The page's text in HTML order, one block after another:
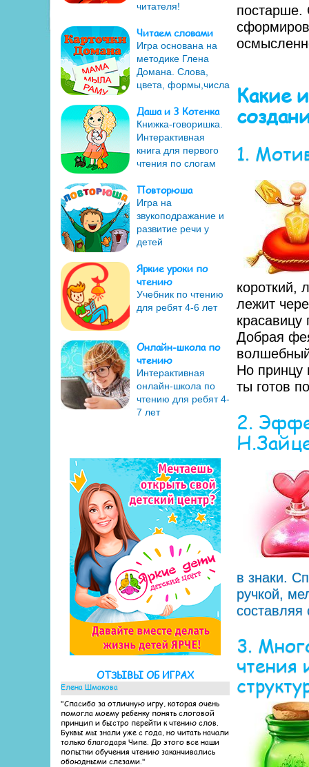
читателя!
Читаем словами
Игра основана на
методике Глена
Домана. Слова,
цвета, формы,числа
Даша и 3 Котенка
Книжка-говоришка.
Интерактивная
книга для первого
чтения по слогам
Повторюша
Игра на
звукоподражание и
развитие речи у
детей
Яркие уроки по
чтению
Учебник по чтению
для ребят 4-6 лет
Онлайн-школа по
чтению
Интерактивная
онлайн-школа по
чтению для ребят 4-
7 лет
ОТЗЫВЫ ОБ ИГРАХ
Елена Шмакова
"Спасибо за отличную игру, которая очень
помогла моему ребенку понять слоговой
принцип и быстро перейти к чтению слов.
Буквы мы знали уже с года, но читать начали
только благодаря Чипе. До этого все наши
попытки обучения чтению заканчивались
обоюдными слезами."
постарше.
Какие
1.
короткий,
лежит
красавицу
Добрая
Но
ты готов
2.
в знаки.
ручкой,
составляя
3.
чтения